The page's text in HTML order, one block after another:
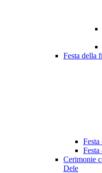
Festa della
Cerimonie
Dele